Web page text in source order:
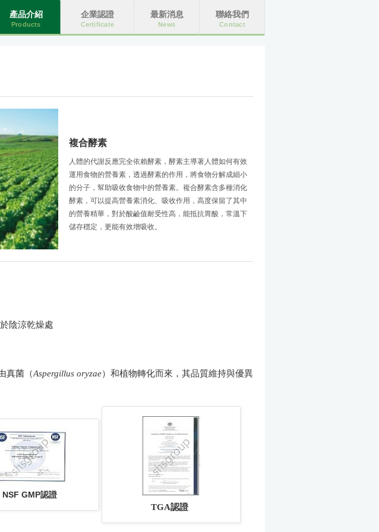
產品介紹
Products
企業認證
Certificate
最新消息
News
聯絡我們
Contact
複合酵素
人體的代謝反應完全依賴酵素，酵素主導著人體如何有效
運用食物的營養素，透過酵素的作用，將食物分解成細小
的分子，幫助吸收食物中的營養素。複合酵素含多種消化
酵素，可以提高營養素消化、吸收作用，高度保留了其中
的營養精華，對於酸鹼值耐受性高，能抵抗胃酸，常溫下
儲存穩定，更能有效增吸收。
陰涼乾燥處
真菌（Aspergillus oryzae）和植物轉化而來，其品質維持與優異
NSF GMP認證
TGA認證